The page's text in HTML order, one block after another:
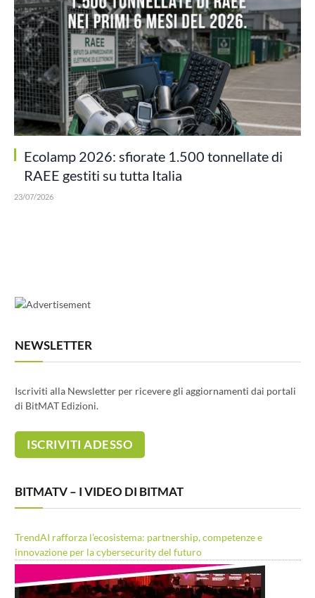
Ecolamp 2026: sfiorate 1.500 tonnellate di
RAEE gestiti su tutta Italia
23/07/2026
NEWSLETTER
Iscriviti alla Newsletter per ricevere gli aggiornamenti dai portali
di BitMAT Edizioni.
BITMATV – I VIDEO DI BITMAT
TrendAI rafforza l’ecosistema: partnership, competenze e
innovazione per la cybersecurity del futuro